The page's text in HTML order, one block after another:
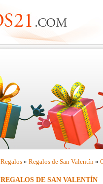
Regalos » Regalos de San Valentín »
REGALOS DE SAN VALENTÍN